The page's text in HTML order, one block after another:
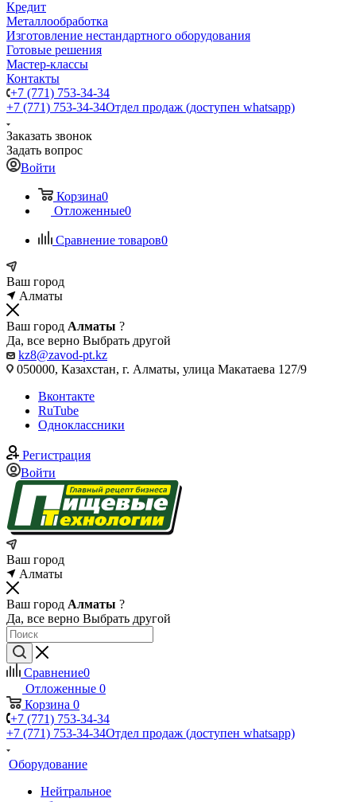
Кредит
Металлообработка
Изготовление нестандартного оборудования
Готовые решения
Мастер-классы
Контакты
+7 (771) 753-34-34
+7 (771) 753-34-34Отдел продаж (доступен whatsapp)
Заказать звонок
Задать вопрос
Войти
Корзина0
Отложенные0
Сравнение товаров0
Ваш город
Алматы
Ваш город Алматы ?
Да, все верно Выбрать другой
kz8@zavod-pt.kz
050000, Казахстан, г. Алматы, улица Макатаева 127/9
Вконтакте
RuTube
Одноклассники
Регистрация
Войти
Ваш город
Алматы
Ваш город Алматы ?
Да, все верно Выбрать другой
Сравнение0
Отложенные 0
Корзина 0
+7 (771) 753-34-34
+7 (771) 753-34-34Отдел продаж (доступен whatsapp)
Оборудование
Нейтральное